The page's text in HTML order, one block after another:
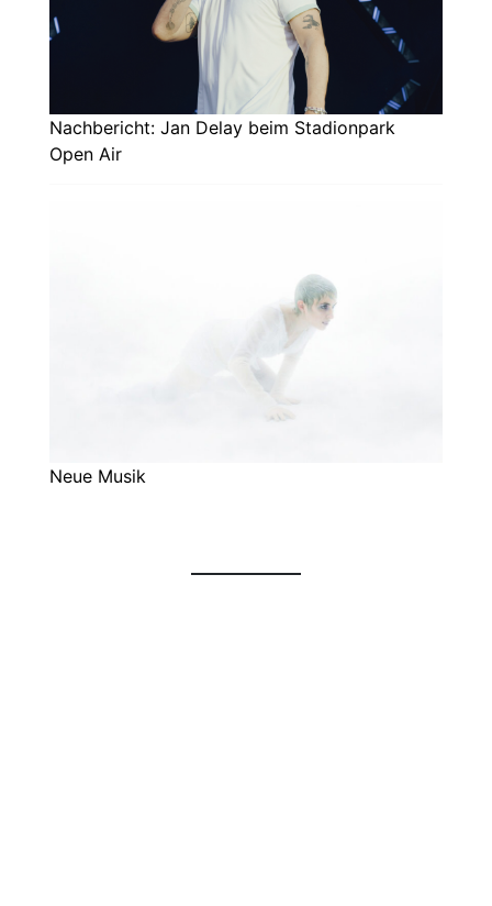
Nachbericht: Jan Delay beim Stadionpark
Open Air
Neue Musik